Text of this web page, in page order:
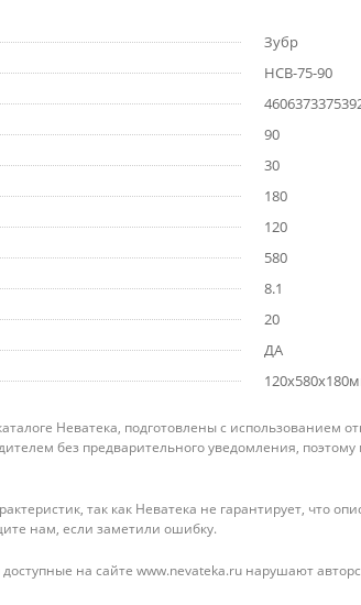
Зубр
НСВ-75-90
90
30
180
120
580
8.1
20
ДА
Неватека, подготовлены с
без предварительного уведомления,
так как Неватека не гарантирует,
нам, если заметили ошибку.
на сайте www.nevateka.ru нарушают